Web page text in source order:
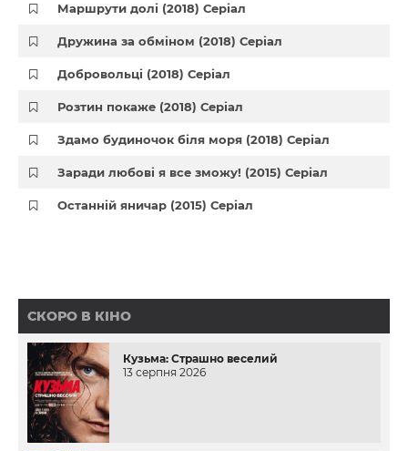
Маршрути долі (2018) Серіал
Дружина за обміном (2018) Серіал
Добровольці (2018) Серіал
Розтин покаже (2018) Серіал
Здамо будиночок біля моря (2018) Серіал
Заради любові я все зможу! (2015) Серіал
Останній яничар (2015) Серіал
СКОРО В КІНО
Кузьма: Страшно веселий
13 серпня 2026